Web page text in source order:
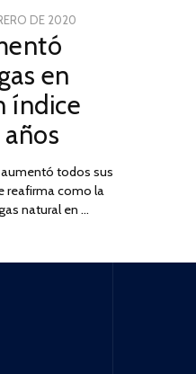
DE 2020
2025
en
índice
todos sus
reafirma como la
natural en …